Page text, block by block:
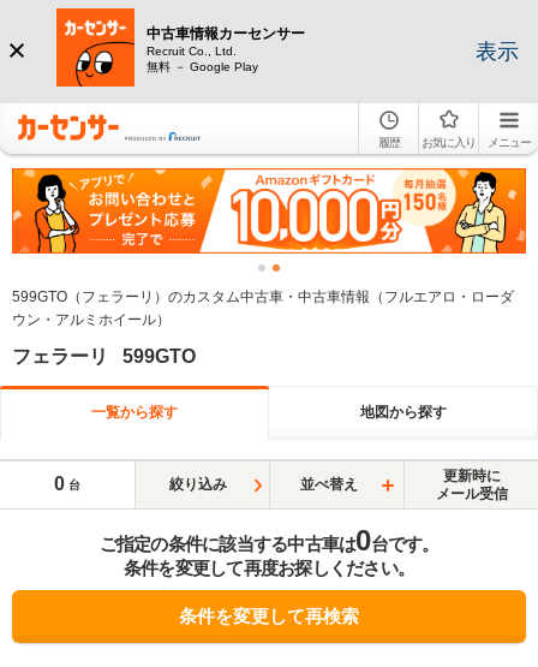
中古車情報カーセンサー
Recruit Co., Ltd.
無料 － Google Play
表示
履歴 お気に入り メニュー
599GTO（フェラーリ）のカスタム中古車・中古車情報（フルエアロ・ローダ
ウン・アルミホイール）
フェラーリ 599GTO
一覧から探す 地図から探す
0 台 絞り込み 並べ替え
更新時に
メール受信
ご指定の条件に該当する中古車は0台です。
条件を変更して再度お探しください。
条件を変更して再検索